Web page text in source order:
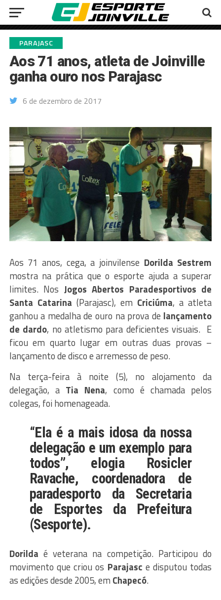
PARAJASC
Aos 71 anos, atleta de Joinville
ganha ouro nos Parajasc
6 de dezembro de 2017
Aos 71 anos, cega, a joinvilense Dorilda Sestrem
mostra na prática que o esporte ajuda a superar
limites. Nos Jogos Abertos Paradesportivos de
Santa Catarina (Parajasc), em Criciúma, a atleta
ganhou a medalha de ouro na prova de lançamento
de dardo, no atletismo para deficientes visuais. E
ficou em quarto lugar em outras duas provas –
lançamento de disco e arremesso de peso.
Na terça-feira à noite (5), no alojamento da
delegação, a Tia Nena, como é chamada pelos
colegas, foi homenageada.
“Ela é a mais idosa da nossa
delegação e um exemplo para
todos”, elogia Rosicler
Ravache, coordenadora de
paradesporto da Secretaria
de Esportes da Prefeitura
(Sesporte).
Dorilda é veterana na competição. Participou do
movimento que criou os Parajasc e disputou todas
as edições desde 2005, em Chapecó.